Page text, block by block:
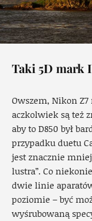
Taki 5D mark
Owszem, Nikon
aczkolwiek są też
aby to D850 był
przypadku duetu
jest znacznie
lustra”. Co
dwie linie
poziomie – być
wyśrubowaną